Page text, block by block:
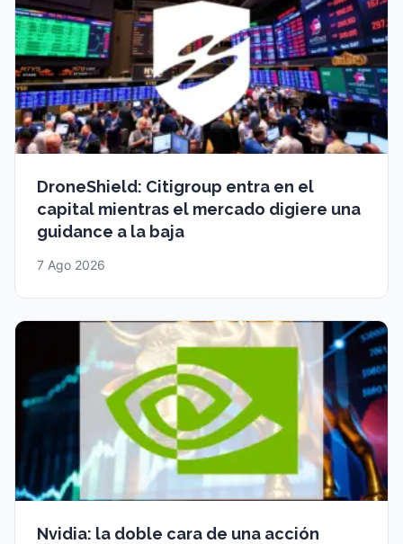
DroneShield: Citigroup entra en el
capital mientras el mercado digiere una
guidance a la baja
7 Ago 2026
Nvidia: la doble cara de una acción